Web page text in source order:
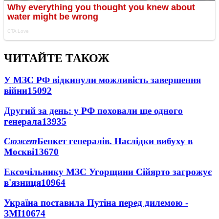
ЧИТАЙТЕ ТАКОЖ
У МЗС РФ відкинули можливість завершення
війни15092
Другий за день: у РФ поховали ще одного
генерала13935
СюжетБенкет генералів. Наслідки вибуху в
Москві13670
Ексочільнику МЗС Угорщини Сійярто загрожує
в'язниця10964
Україна поставила Путіна перед дилемою -
ЗМІ10674